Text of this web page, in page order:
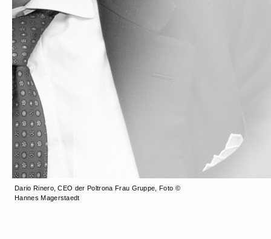
Dario Rinero, CEO der Poltrona Frau Gruppe, Foto ©
Hannes Magerstaedt